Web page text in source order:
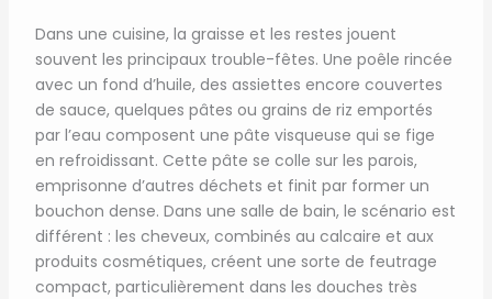
Dans une cuisine, la graisse et les restes jouent
souvent les principaux trouble-fêtes. Une poêle rincée
avec un fond d’huile, des assiettes encore couvertes
de sauce, quelques pâtes ou grains de riz emportés
par l’eau composent une pâte visqueuse qui se fige
en refroidissant. Cette pâte se colle sur les parois,
emprisonne d’autres déchets et finit par former un
bouchon dense. Dans une salle de bain, le scénario est
différent : les cheveux, combinés au calcaire et aux
produits cosmétiques, créent une sorte de feutrage
compact, particulièrement dans les douches très